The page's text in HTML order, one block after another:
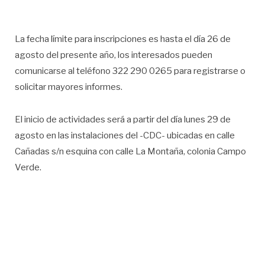
La fecha límite para inscripciones es hasta el día 26 de
agosto del presente año, los interesados pueden
comunicarse al teléfono 322 290 0265 para registrarse o
solicitar mayores informes.
El inicio de actividades será a partir del día lunes 29 de
agosto en las instalaciones del -CDC- ubicadas en calle
Cañadas s/n esquina con calle La Montaña, colonia Campo
Verde.